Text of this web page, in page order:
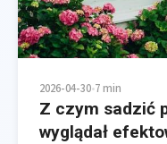
2026-04-30•7 min
Z czym sadzić
wyglądał